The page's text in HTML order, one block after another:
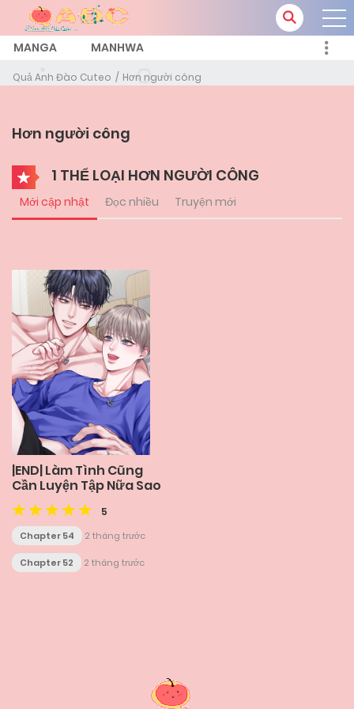
MANGA MANHWA
Quả Anh Đào Cuteo Hơn người công
Hơn người công
1 THỂ LOẠI HƠN NGƯỜI CÔNG
Mới cập nhật Đọc nhiều Truyện mới
|END| Làm Tình Cũng
Cần Luyện Tập Nữa Sao
5
Chapter 54 2 tháng trước
Chapter 52 2 tháng trước